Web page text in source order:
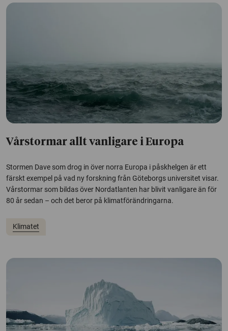
Vårstormar allt vanligare i Europa
Stormen Dave som drog in över norra Europa i påskhelgen är ett
färskt exempel på vad ny forskning från Göteborgs universitet visar.
Vårstormar som bildas över Nordatlanten har blivit vanligare än för
80 år sedan – och det beror på klimatförändringarna.
Klimatet